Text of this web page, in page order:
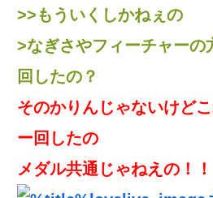
>>もういくしかねぇの
>なぎさやフィーチャーの
回したの？
そのかりんじゃないけど
ー回したの
メダル共通じゃねえの！！